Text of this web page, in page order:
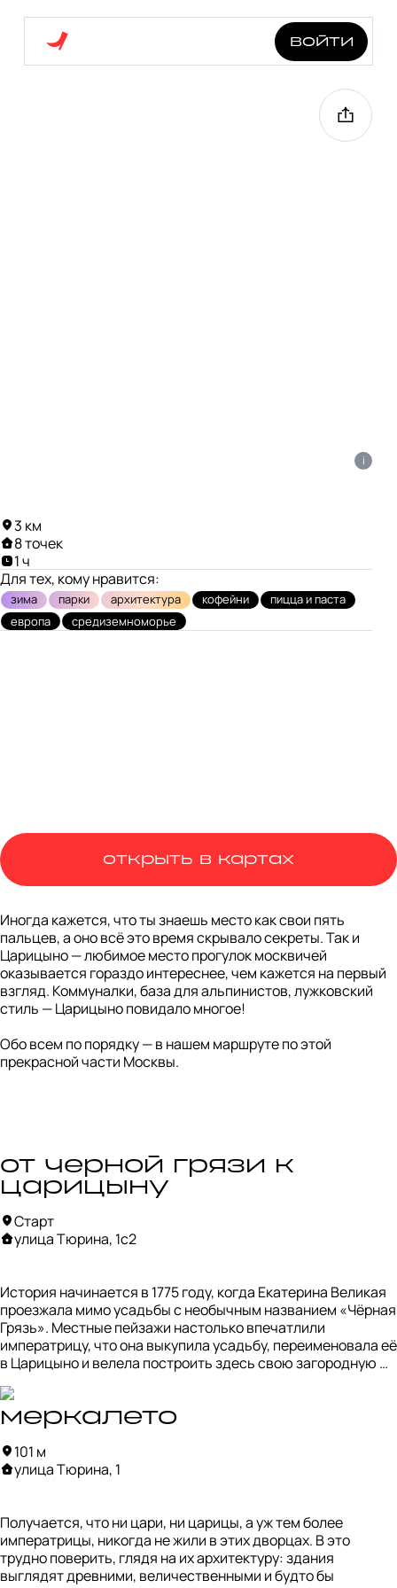
войти
i
Иногда кажется, что ты знаешь место как свои пять
пальцев, а оно всё это время скрывало секреты. Так и
Царицыно — любимое место прогулок москвичей
оказывается гораздо интереснее, чем кажется на первый
взгляд. Коммуналки, база для альпинистов, лужковский
стиль — Царицыно повидало многое!
Обо всем по порядку — в нашем маршруте по этой
прекрасной части Москвы.
от черной грязи к
царицыну
Старт
улица Тюрина, 1с2
История начинается в 1775 году, когда Екатерина Великая
проезжала мимо усадьбы с необычным названием «Чёрная
Грязь». Местные пейзажи настолько впечатлили
императрицу, что она выкупила усадьбу, переименовала её
в Царицыно и велела построить здесь свою загородную
резиденцию.
Проект поручили архитектору Василию Баженову. Он
задумал масштабный дворцово-парковый ансамбль, но
работа продвигалась непросто: Екатерина постоянно
вмешивалась в процесс, ей многое не нравилось, и в итоге
В 1786 году проект передали Матвею Казакову. Он
переработал первоначальный замысел и продолжил
возведение ансамбля. Однако через десять лет
императрица умерла, а без её интереса Царицыно
меркалето
101 м
улица Тюрина, 1
Получается, что ни цари, ни царицы, а уж тем более
императрицы, никогда не жили в этих дворцах. В это
трудно поверить, глядя на их архитектуру: здания
выглядят древними, величественными и будто бы
3 км
8 точек
1 ч
Для тех, кому нравится:
зима парки архитектура кофейни
пицца и паста
европа
средиземноморье
открыть в картах